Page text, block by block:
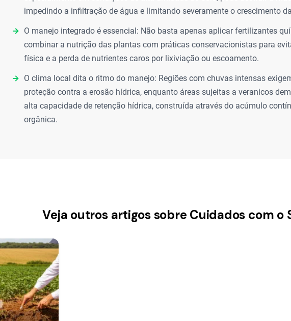
impedindo a infiltração de água e limitando severamente o crescimento
O manejo integrado é essencial: Não basta apenas aplicar fertilizantes
combinar a nutrição das plantas com práticas conservacionistas para
física e a perda de nutrientes caros por lixiviação ou escoamento.
O clima local dita o ritmo do manejo: Regiões com chuvas intensas
proteção contra a erosão hídrica, enquanto áreas sujeitas a veranicos
alta capacidade de retenção hídrica, construída através do acúmulo
orgânica.
Veja outros artigos sobre Cuidados com o